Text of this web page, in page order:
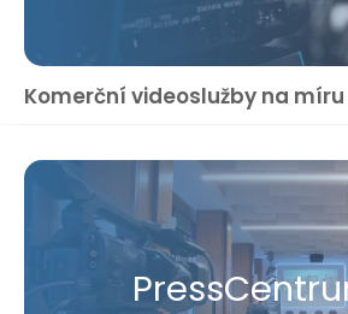
Komerční videoslužby na míru